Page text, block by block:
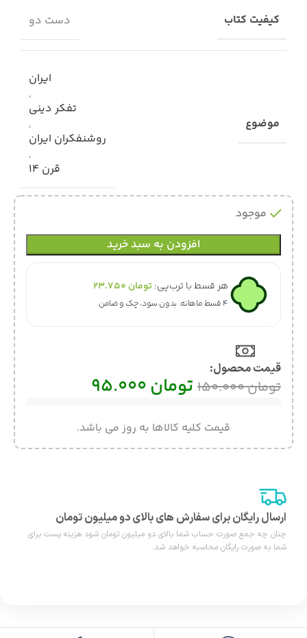
کیفیت کتاب دست دو
موضوع
ایران
,
تفکر دینی
,
روشنفکران ایران
,
قرن 14
موجود
افزودن به سبد خرید
هر قسط با ترب‌پی:تومان
۴ قسط ماهانه. بدون سود، چک و ضامن.
قیمت محصول:​
تومان150.000 تومان
قیمت کلیه کالاها به روز می باشد.
ارسال رایگان برای سفارش های بالای دو میلیون تومان
چنان چه جمع صورت حساب شما بالای دو میلیون تومان شود هزینه پست برای
شما به صورت رایگان محاسبه خواهد شد.